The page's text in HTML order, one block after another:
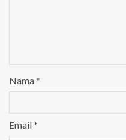
Nama*
Email*